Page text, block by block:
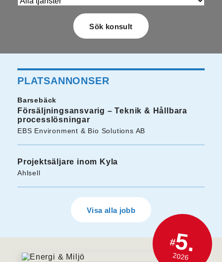
PLATSANNONSER
Barsebäck
Försäljningsansvarig – Teknik & Hållbara
processlösningar
EBS Environment & Bio Solutions AB
Projektsäljare inom Kyla
Ahlsell
Visa alla jobb
#5.
2026